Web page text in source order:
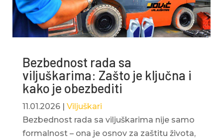
Bezbednost rada sa
viljuškarima: Zašto je ključna i
kako je obezbediti
11.01.2026| Viljuškari
Bezbednost rada sa viljuškarima nije samo
formalnost – ona je osnov za zaštitu života,